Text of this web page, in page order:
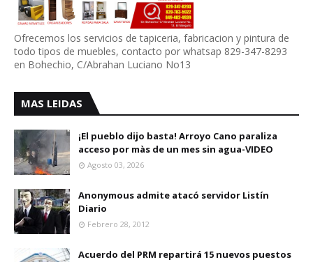
Ofrecemos los servicios de tapiceria, fabricacion y pintura de
todo tipos de muebles, contacto por whatsap 829-347-8293
en Bohechio, C/Abrahan Luciano No13
MAS LEIDAS
¡El pueblo dijo basta! Arroyo Cano paraliza
acceso por màs de un mes sin agua-VIDEO
Agosto 03, 2026
Anonymous admite atacó servidor Listín
Diario
Febrero 28, 2012
Acuerdo del PRM repartirá 15 nuevos puestos